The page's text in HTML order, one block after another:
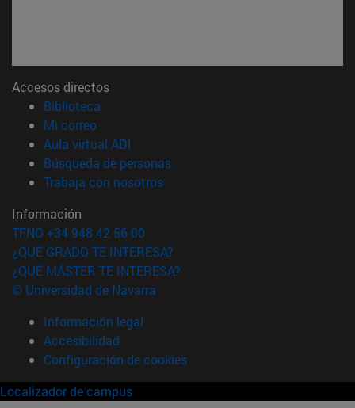
Accesos directos
Biblioteca
Mi correo(abre en nueva ventana)
Aula virtual ADI
Búsqueda de personas(abre en nueva ventana)
Trabaja con nosotros(abre en nueva ventana)
Información
TFNO +34 948 42 56 00
¿QUÉ GRADO TE INTERESA?
¿QUÉ MÁSTER TE INTERESA?
© Universidad de Navarra
Información legal
Accesibilidad
Configuración de cookies
Localizador de campus